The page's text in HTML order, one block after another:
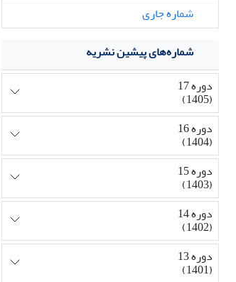
شماره جاری
شماره‌های پیشین نشریه
دوره 17
(1405)
دوره 16
(1404)
دوره 15
(1403)
دوره 14
(1402)
دوره 13
(1401)